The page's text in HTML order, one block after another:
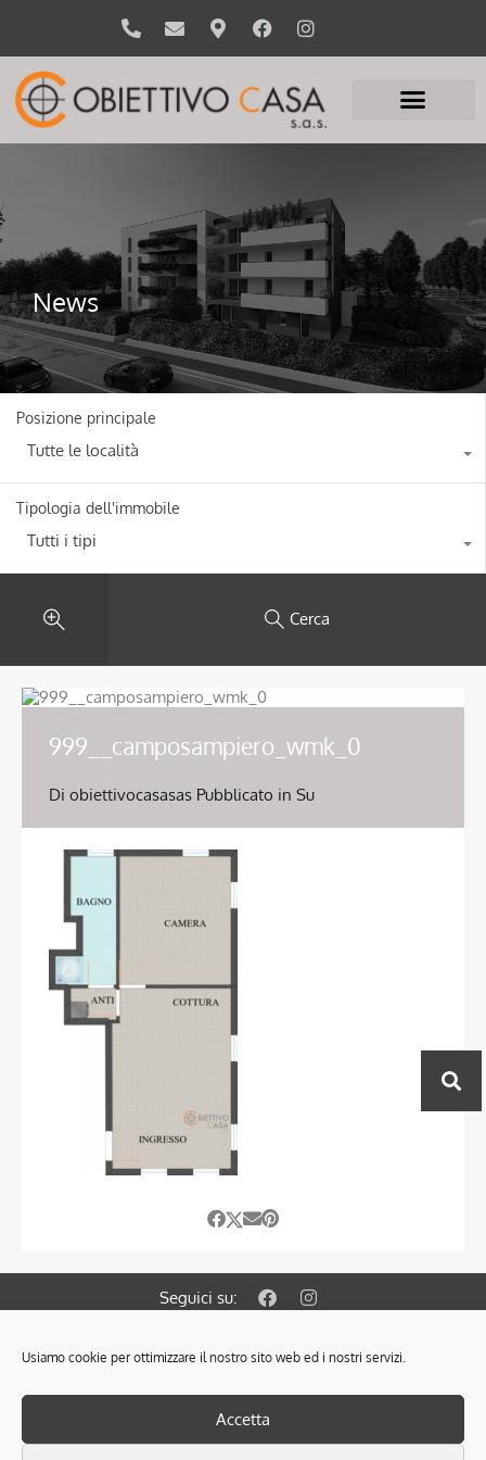
Usiamo cookie per ottimizzare il nostro sito web ed i nostri servizi.
Accetta
News
Posizione principale
Tutte le località
Tipologia dell'immobile
Tutti i tipi
Cerca
999__camposampiero_wmk_0
Di obiettivocasasas Pubblicato in Su
Seguici su:
© 2021 OBIETTIVO CASA S.A.S. di Colombin Fabrizio & C.
SCARICA L’INFORMATIVA SULLA PRIVACY